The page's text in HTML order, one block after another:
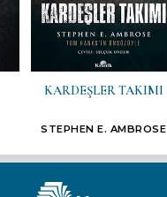
KARDEŞLER TAKIMI
STEPHEN E. AMBROSE